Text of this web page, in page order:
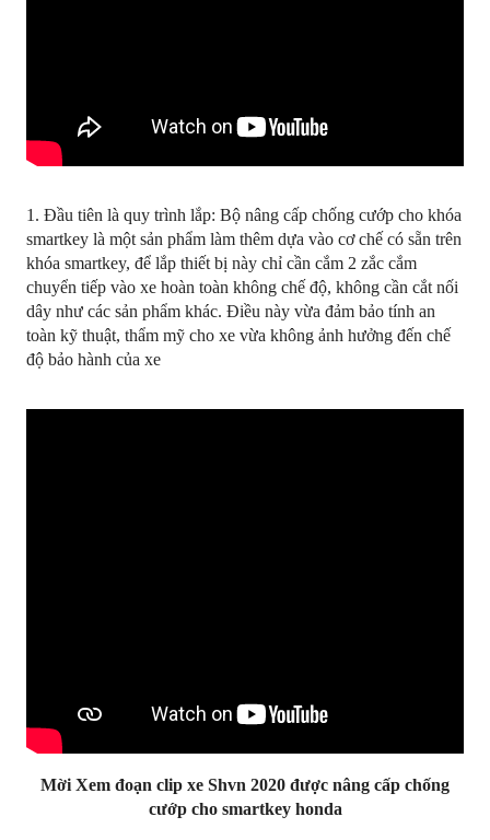
1. Đầu tiên là quy trình lắp: Bộ nâng cấp chống cướp cho khóa
smartkey là một sản phẩm làm thêm dựa vào cơ chế có sẵn trên
khóa smartkey, để lắp thiết bị này chỉ cần cắm 2 zắc cắm
chuyển tiếp vào xe hoàn toàn không chế độ, không cần cắt nối
dây như các sản phẩm khác. Điều này vừa đảm bảo tính an
toàn kỹ thuật, thẩm mỹ cho xe vừa không ảnh hưởng đến chế
độ bảo hành của xe
Mời Xem đoạn clip xe Shvn 2020 được nâng cấp chống
cướp cho smartkey honda